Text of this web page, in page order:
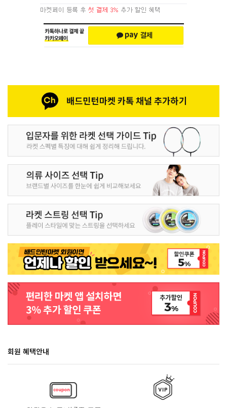
회원 혜택안내